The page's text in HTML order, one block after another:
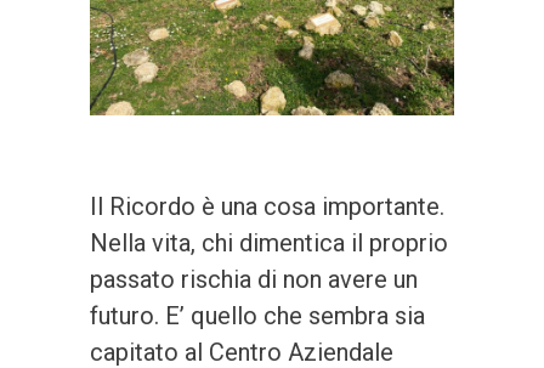
Il Ricordo è una cosa importante.
Nella vita, chi dimentica il proprio
passato rischia di non avere un
futuro. E’ quello che sembra sia
capitato al Centro Aziendale